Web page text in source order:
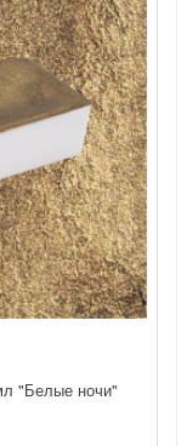
"Белые ночи"